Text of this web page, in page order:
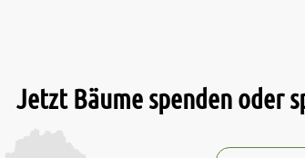
Jetzt Bäume spenden oder